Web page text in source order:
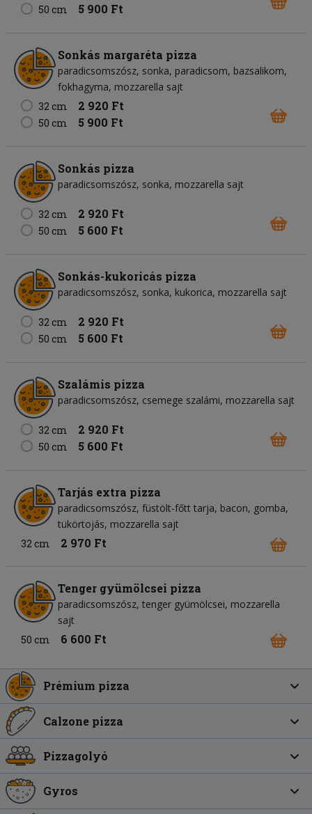
50 cm 5 900 Ft
Sonkás margaréta pizza
paradicsomszósz sonka paradicsom bazsalikom
fokhagyma mozzarella sajt
32 cm
2 920 Ft
50 cm 5 900 Ft
Sonkás pizza
paradicsomszósz sonka mozzarella sajt
32 cm 2 920 Ft
50 cm 5 600 Ft
Sonkás-kukoricás pizza
paradicsomszósz sonka kukorica mozzarella sajt
32 cm 2 920 Ft
50 cm 5 600 Ft
Szalámis pizza
paradicsomszósz csemege szalámi mozzarella sajt
32 cm 2 920 Ft
50 cm 5 600 Ft
Tarjás extra pizza
paradicsomszósz füstölt-főtt tarja bacon gomba
tükörtojás mozzarella sajt
32 cm
2 970 Ft
Tenger gyümölcsei pizza
paradicsomszósz tenger gyümölcsei mozzarella
sajt
50 cm
6 600 Ft
Prémium pizza
Calzone pizza
Pizzagolyó
Gyros